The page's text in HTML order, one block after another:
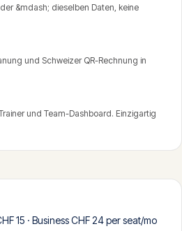
&mdash; dieselben Daten, keine
und Schweizer QR-Rechnung in
und Team-Dashboard. Einzigartig
15 · Business CHF 24 per seat/mo